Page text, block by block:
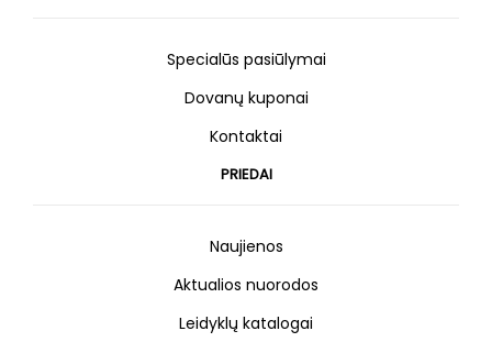
Specialūs pasiūlymai
Dovanų kuponai
Kontaktai
PRIEDAI
Naujienos
Aktualios nuorodos
Leidyklų katalogai